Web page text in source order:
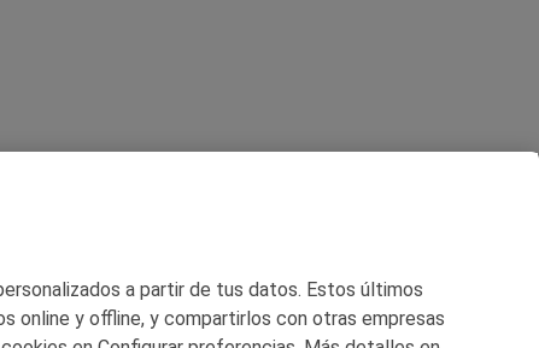
a partir de tus datos. Estos últimos
online y offline, y compartirlos con otras empresas